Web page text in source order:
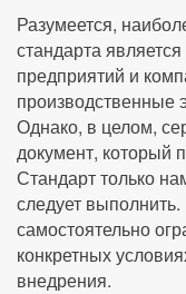
Разумеется,
стандарта
предприятий и
производственные
Однако, в целом,
документ, который
Стандарт только
следует
самостоятельно
конкретных
внедрения.